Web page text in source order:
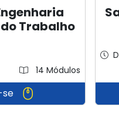
Trabalho
14 Módulos